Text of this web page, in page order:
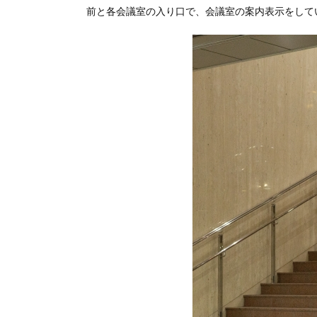
前と各会議室の入り口で、会議室の案内表示をして